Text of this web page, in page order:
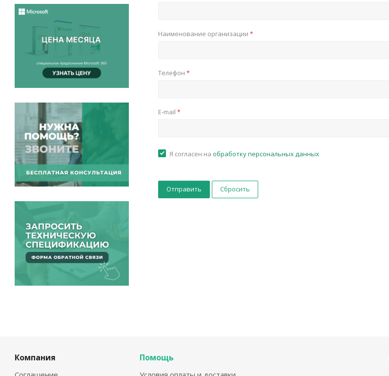
Наименование организации *
Телефон *
E-mail *
Я согласен на обработку персональных данных
Сбросить
Компания Помощь